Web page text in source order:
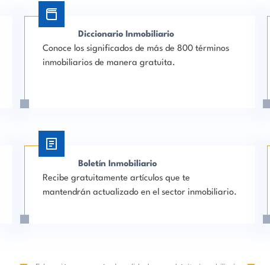
Diccionario Inmobiliario
Conoce los significados de más de 800 términos
inmobiliarios de manera gratuita.
Boletín Inmobiliario
Recibe gratuitamente artículos que te
mantendrán actualizado en el sector inmobiliario.